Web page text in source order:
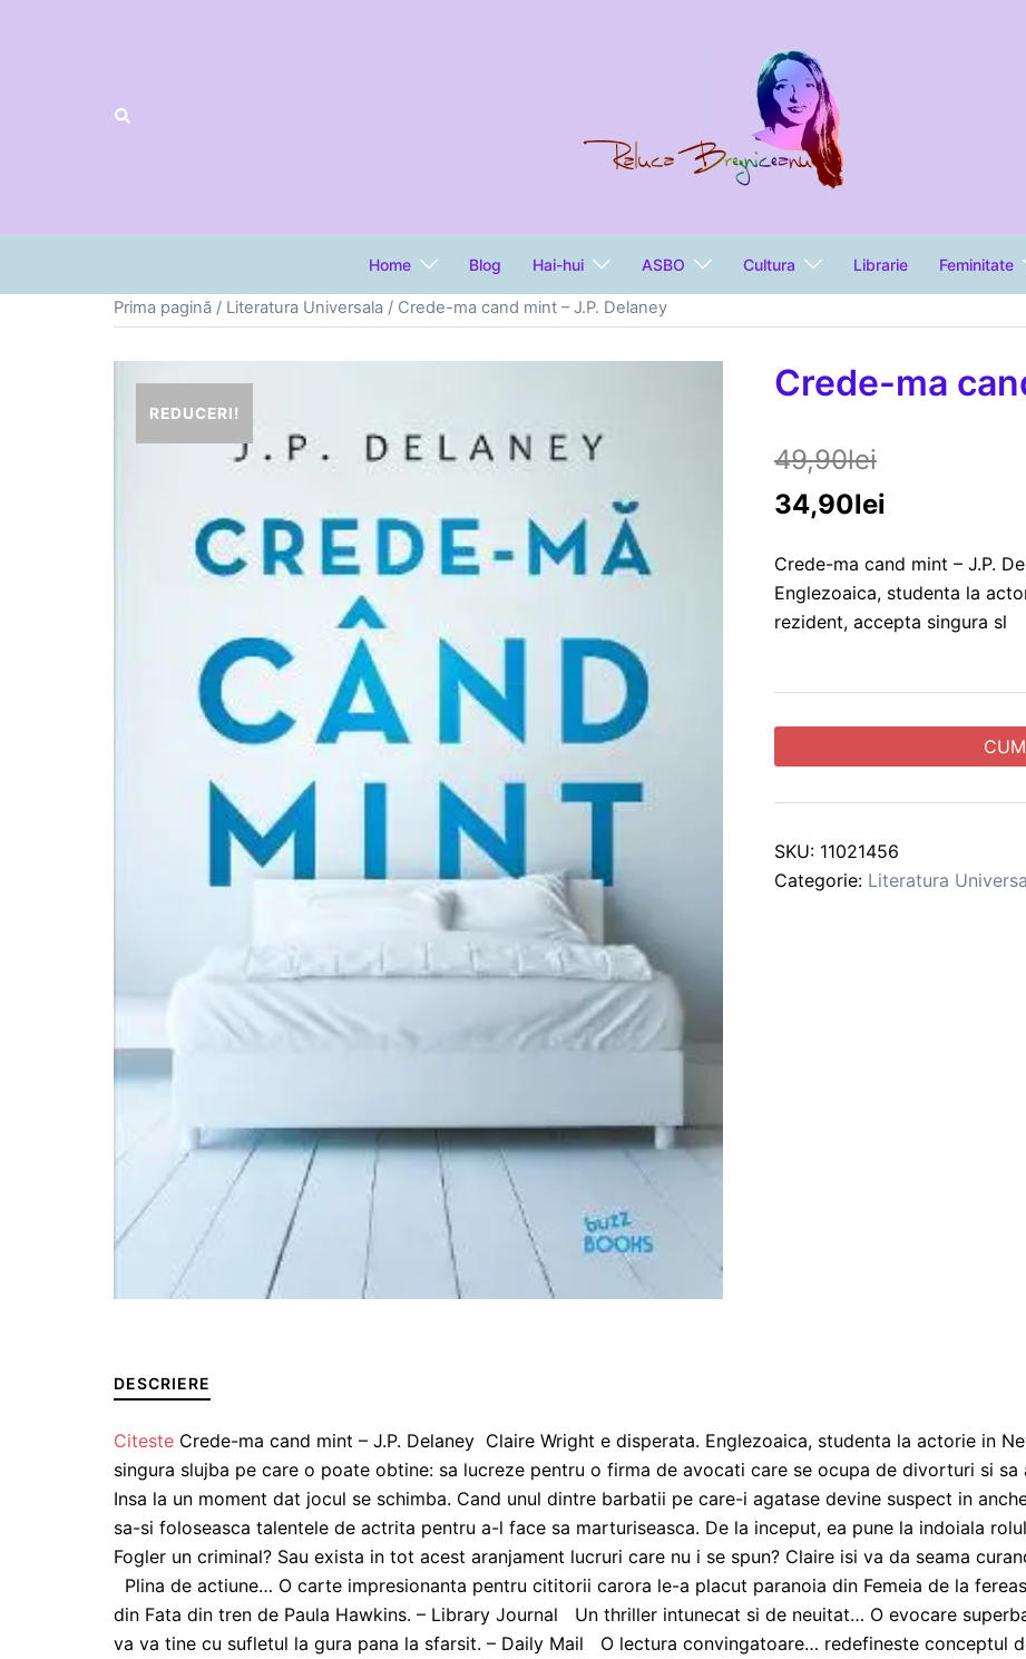
Home Blog Hai-hui ASBO Cultura Librarie Feminitate
Prima pagină / Literatura Universala / Crede-ma cand mint – J.P. Delaney
REDUCERI!
Crede-ma
49,90lei
34,90lei
Crede-ma cand mint – J.P.
Englezoaica, studenta la
rezident, accepta singura sl
SKU: 11021456
Categorie: Literatura
DESCRIERE
Citeste Crede-ma cand mint – J.P. Delaney Claire Wright e disperata. Englezoaica, studenta la actorie in
singura slujba pe care o poate obtine: sa lucreze pentru o firma de avocati care se ocupa de divorturi si
Insa la un moment dat jocul se schimba. Cand unul dintre barbatii pe care-i agatase devine suspect in
sa-si foloseasca talentele de actrita pentru a-l face sa marturiseasca. De la inceput, ea pune la indoiala
Fogler un criminal? Sau exista in tot acest aranjament lucruri care nu i se spun? Claire isi va da seama
Plina de actiune… O carte impresionanta pentru cititorii carora le-a placut paranoia din Femeia de la
din Fata din tren de Paula Hawkins. – Library Journal Un thriller intunecat si de neuitat… O evocare
va va tine cu sufletul la gura pana la sfarsit. – Daily Mail O lectura convingatoare… redefineste conceptul